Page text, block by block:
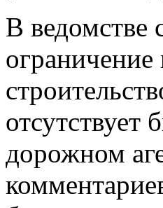
В ведомстве
дорожном